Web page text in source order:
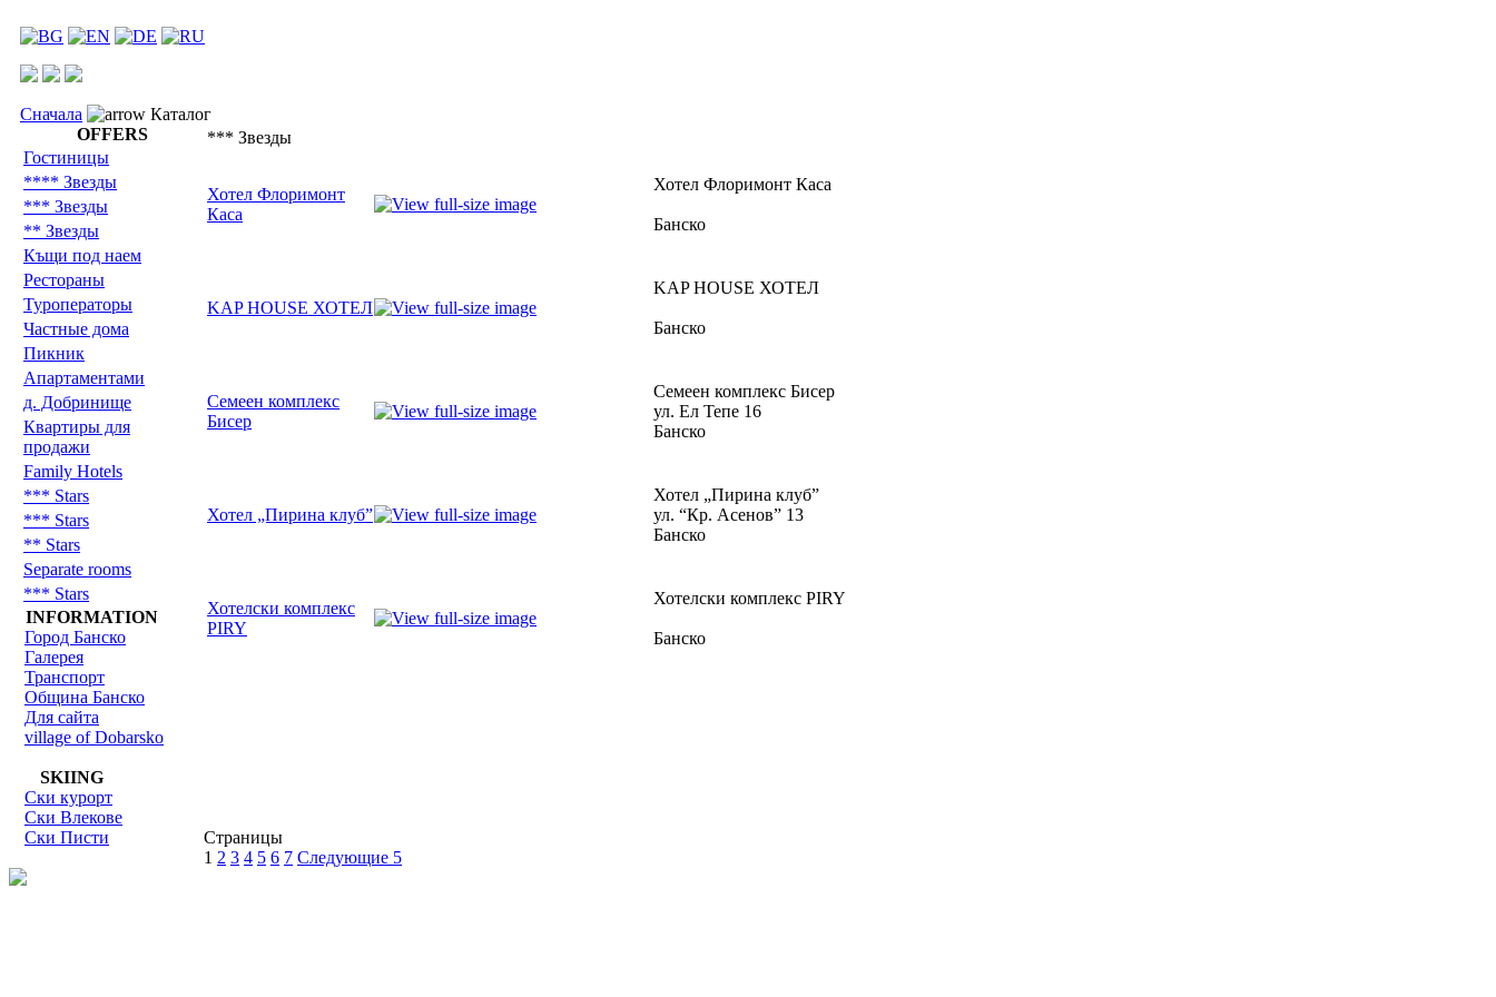
Сначала
Каталог
OFFERS
Гостиницы
**** Звезды
*** Звезды
** Звезды
Къщи под наем
Рестораны
Туроператоры
Частные дома
Пикник
Aпартаментами
д. Добринище
Квартиры для
продажи
Family Hotels
*** Stars
*** Stars
** Stars
Separate rooms
*** Stars
INFORMATION
Город Банско
Галерея
Транспорт
Община Банско
Для сайта
village of Dobarsko
SKIING
Ски курорт
Ски Влекове
Ски Писти
*** Звезды
Хотел Флоримонт
Каса
Хотел Флоримонт Каса
Банско
KAP HOUSE ХОТЕЛ
KAP HOUSE ХОТЕЛ
Банско
Семеен комплекс
Бисер
Семеен комплекс Бисер
ул. Ел Тепе 16
Банско
Хотел „Пирина клуб”
Хотел „Пирина клуб”
ул. “Кр. Асенов” 13
Банско
Хотелски комплекс
PIRY
Хотелски комплекс PIRY
Банско
Страницы
1 2 3 4 5 6 7 Следующие 5